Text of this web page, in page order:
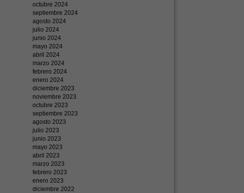
octubre 2024
septiembre 2024
agosto 2024
julio 2024
junio 2024
mayo 2024
abril 2024
marzo 2024
febrero 2024
enero 2024
diciembre 2023
noviembre 2023
octubre 2023
septiembre 2023
agosto 2023
julio 2023
junio 2023
mayo 2023
abril 2023
marzo 2023
febrero 2023
enero 2023
diciembre 2022